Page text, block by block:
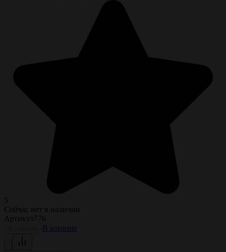
5
Сейчас нет в наличии
Артикул 776
В корзине